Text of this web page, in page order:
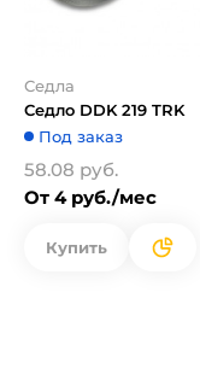
Седла
Седло DDK 219 TRK
Под заказ
58.08 руб.
От 4 руб./мес
Купить